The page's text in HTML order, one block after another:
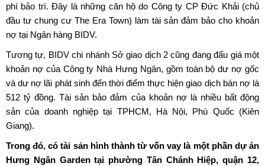
phí bảo trì. Đây là những căn hộ do Công ty CP Đức Khải (chủ
đầu tư chung cư The Era Town) làm tài sản đảm bảo cho khoản
nợ tại Ngân hàng BIDV.
Tương tự, BIDV chi nhánh Sở giao dịch 2 cũng đang đấu giá một
khoản nợ của Công ty Nhà Hưng Ngân, gồm toàn bộ dư nợ gốc
và dư nợ lãi phát sinh đến thời điểm thực hiện giao dịch bán nợ là
512 tỷ đồng. Tài sản bảo đảm của khoản nợ là nhiều bất động
sản của doanh nghiệp tại TPHCM, Hà Nội, Phú Quốc (Kiên
Giang).
Trong đó, có tài sản hình thành từ vốn vay là một phần dự án
Hưng Ngân Garden tại phường Tân Chánh Hiệp, quận 12,